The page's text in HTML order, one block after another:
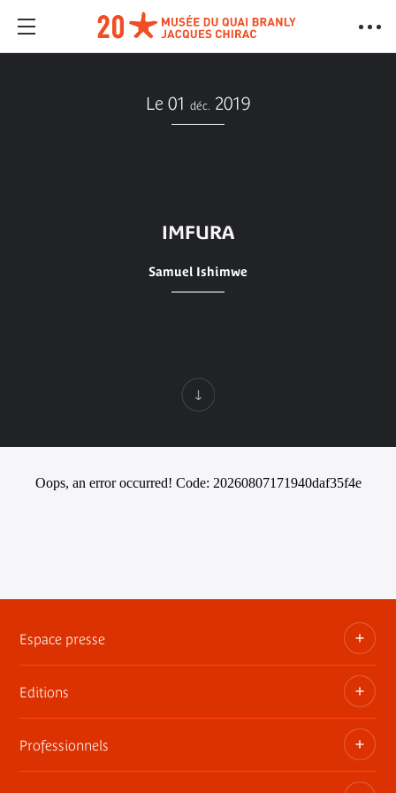
Le 01 déc. 2019
IMFURA
Samuel Ishimwe
Oops, an error occurred! Code: 20260807171940daf35f4e
Espace presse
Dossiers, communiqués, bandes annonces
Contact presse
Editions
Les publications du musée
Professionnels